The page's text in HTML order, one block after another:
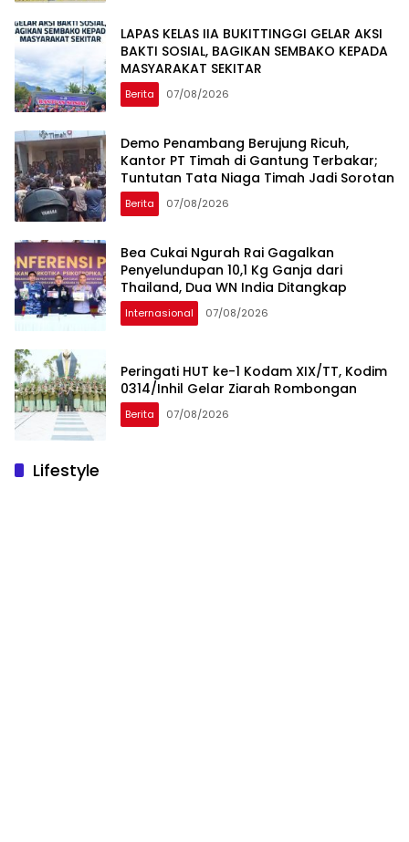
LAPAS KELAS IIA BUKITTINGGI GELAR AKSI
BAKTI SOSIAL, BAGIKAN SEMBAKO KEPADA
MASYARAKAT SEKITAR
Berita 07/08/2026
Demo Penambang Berujung Ricuh,
Kantor PT Timah di Gantung Terbakar;
Tuntutan Tata Niaga Timah Jadi Sorotan
Berita 07/08/2026
Bea Cukai Ngurah Rai Gagalkan
Penyelundupan 10,1 Kg Ganja dari
Thailand, Dua WN India Ditangkap
Internasional 07/08/2026
Peringati HUT ke-1 Kodam XIX/TT, Kodim
0314/Inhil Gelar Ziarah Rombongan
Berita 07/08/2026
Lifestyle